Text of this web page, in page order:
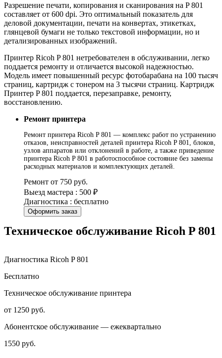
Разрешение печати, копирования и сканирования на P 801
составляет от 600 dpi. Это оптимальный показатель для
деловой документации, печати на конвертах, этикетках,
глянцевой бумаги не только текстовой информации, но и
детализированных изображений.
Принтер Ricoh P 801 нетребователен в обслуживании, легко
поддается ремонту и отличается высокой надежностью.
Модель имеет повышенный ресурс фотобарабана на 100 тысяч
страниц, картридж с тонером на 3 тысячи страниц. Картридж
Принтер P 801 поддается, перезаправке, ремонту,
восстановлению.
Ремонт принтера
Ремонт принтера Ricoh P 801 — комплекс работ по устранению
отказов, неисправностей деталей принтера Ricoh P 801, блоков,
узлов аппаратов или отклонений в работе, а также приведение
принтера Ricoh P 801 в работоспособное состояние без замены
расходных материалов и комплектующих деталей.
Ремонт от 750 руб.
Выезд мастера : 500 ₽
Диагностика : бесплатно
Оформить заказ
Техническое обслуживание Ricoh P 801
Диагностика Ricoh P 801
Бесплатно
Техническое обслуживание принтера
от 1250 руб.
Абонентское обслуживание — ежеквартально
1550 руб.